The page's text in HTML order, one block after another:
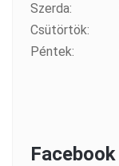
Szerda:
Csütörtök:
Péntek:
Facebook